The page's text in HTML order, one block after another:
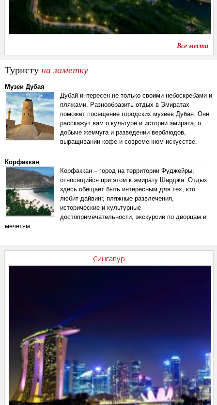
Все места
Туристу на заметку
Музеи Дубая
Дубай интересен не только своими небоскребами и
пляжами. Разнообразить отдых в Эмиратах
поможет посещение городских музеев Дубая. Они
расскажут вам о культуре и истории эмирата, о
добыче жемчуга и разведении верблюдов,
выращивании кофе и современном искусстве.
Корфаккан
Корфаккан – город на территории Фуджейры,
относящийся при этом к эмирату Шарджа. Отдых
здесь обещает быть интересным для тех, кто
любит дайвинг, пляжные развлечения,
исторические и культурные
достопримечательности, экскурсии по дворцам и
мечетям.
Сингапур